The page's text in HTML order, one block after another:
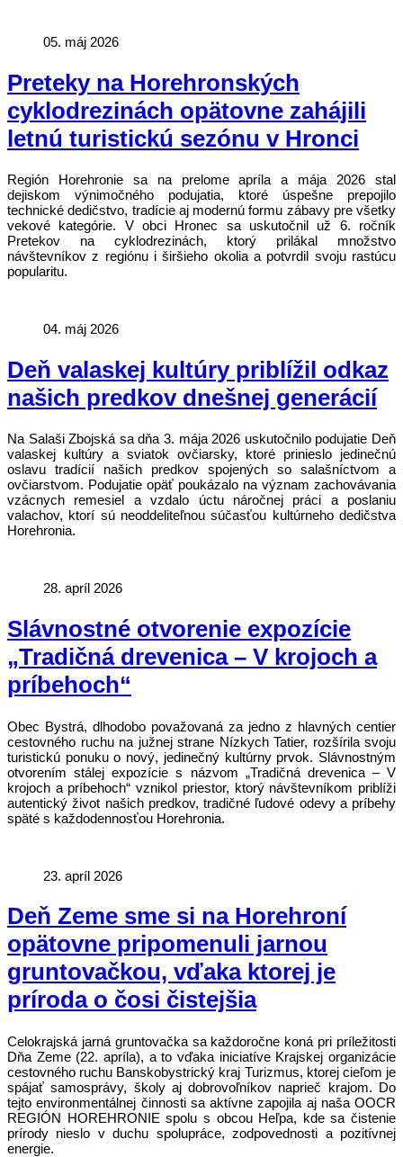
05. máj 2026
Preteky na Horehronských
cyklodrezinách opätovne zahájili
letnú turistickú sezónu v Hronci
Región Horehronie sa na prelome apríla a mája 2026 stal
dejiskom výnimočného podujatia, ktoré úspešne prepojilo
technické dedičstvo, tradície aj modernú formu zábavy pre všetky
vekové kategórie. V obci Hronec sa uskutočnil už 6. ročník
Pretekov na cyklodrezinách, ktorý prilákal množstvo
návštevníkov z regiónu i širšieho okolia a potvrdil svoju rastúcu
popularitu.
04. máj 2026
Deň valaskej kultúry priblížil odkaz
našich predkov dnešnej generácií
Na Salaši Zbojská sa dňa 3. mája 2026 uskutočnilo podujatie Deň
valaskej kultúry a sviatok ovčiarsky, ktoré prinieslo jedinečnú
oslavu tradícií našich predkov spojených so salašníctvom a
ovčiarstvom. Podujatie opäť poukázalo na význam zachovávania
vzácnych remesiel a vzdalo úctu náročnej práci a poslaniu
valachov, ktorí sú neoddeliteľnou súčasťou kultúrneho dedičstva
Horehronia.
28. apríl 2026
Slávnostné otvorenie expozície
„Tradičná drevenica – V krojoch a
príbehoch“
Obec Bystrá, dlhodobo považovaná za jedno z hlavných centier
cestovného ruchu na južnej strane Nízkych Tatier, rozšírila svoju
turistickú ponuku o nový, jedinečný kultúrny prvok. Slávnostným
otvorením stálej expozície s názvom „Tradičná drevenica – V
krojoch a príbehoch“ vznikol priestor, ktorý návštevníkom priblíži
autentický život našich predkov, tradičné ľudové odevy a príbehy
späté s každodennosťou Horehronia.
23. apríl 2026
Deň Zeme sme si na Horehroní
opätovne pripomenuli jarnou
gruntovačkou, vďaka ktorej je
príroda o čosi čistejšia
Celokrajská jarná gruntovačka sa každoročne koná pri príležitosti
Dňa Zeme (22. apríla), a to vďaka iniciatíve Krajskej organizácie
cestovného ruchu Banskobystrický kraj Turizmus, ktorej cieľom je
spájať samosprávy, školy aj dobrovoľníkov naprieč krajom. Do
tejto environmentálnej činnosti sa aktívne zapojila aj naša OOCR
REGIÓN HOREHRONIE spolu s obcou Heľpa, kde sa čistenie
prírody nieslo v duchu spolupráce, zodpovednosti a pozitívnej
energie.